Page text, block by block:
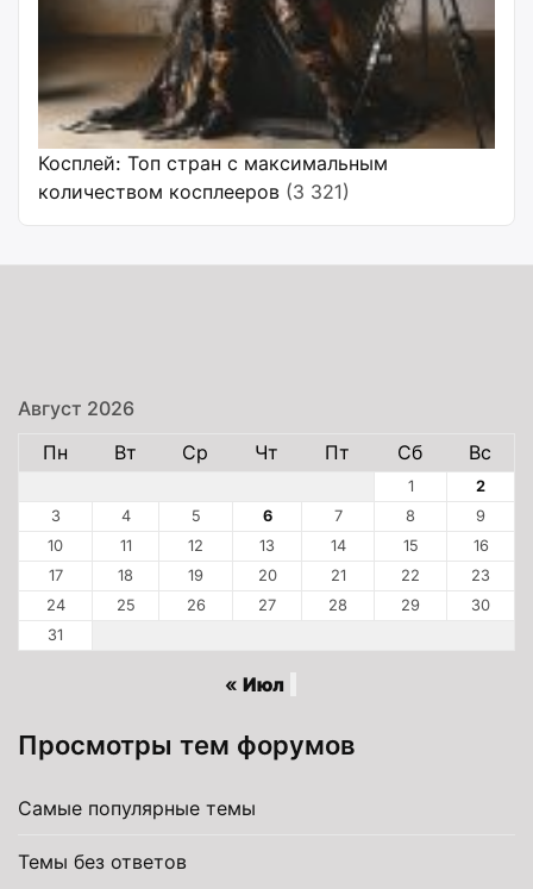
Косплей: Топ стран с максимальным
количеством косплееров (3 321)
Август 2026
Пн
Вт Ср Чт Пт Сб Вс
1
2
3
4 5 6 7 8
9
10
11 12 13 14 15
16
17
18 19 20 21 22
23
24
25 26 27 28 29
30
31
« Июл
Просмотры тем форумов
Самые популярные темы
Темы без ответов